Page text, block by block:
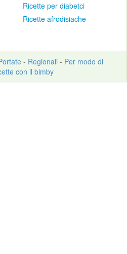
Ricette per diabetci
Ricette afrodisiache
- Regionali - Per modo di
con il bimby